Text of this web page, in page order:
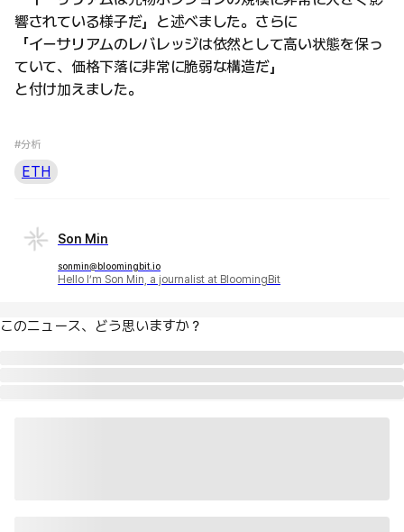
響されている様子だ」と述べました。さらに
「イーサリアムのレバレッジは依然として高い状態を保っ
ていて、価格下落に非常に脆弱な構造だ」
と付け加えました。
#分析
ETH
Son Min
sonmin@bloomingbit.io
Hello I’m Son Min, a journalist at BloomingBit
このニュース、どう思いますか？